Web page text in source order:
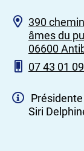
390
âmes du
06600
07 43 01
Siri